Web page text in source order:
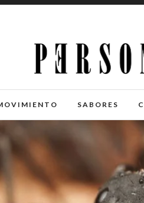
SABORES